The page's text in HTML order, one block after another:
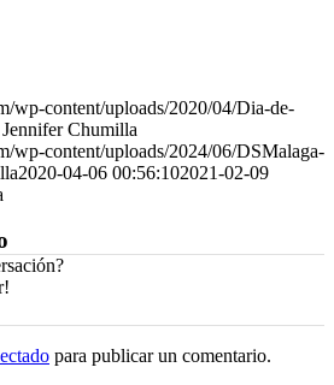
wp-content/uploads/2020/04/Dia-de-
Jennifer Chumilla
wp-content/uploads/2024/06/DSMalaga-
2020-04-06 00:56:102021-02-09
para publicar un comentario.